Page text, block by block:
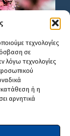
τεχνολογίες
σε
λόγω τεχνολογίες
ή η
αρνητικά